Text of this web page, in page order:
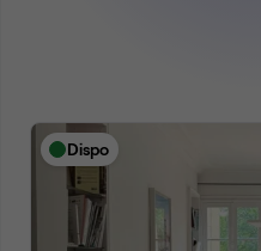
Dispo